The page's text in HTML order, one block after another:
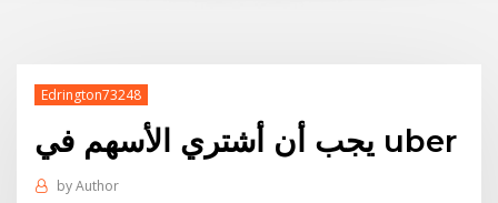
Edrington73248
يجب أن أشتري الأسهم في uber
byAuthor